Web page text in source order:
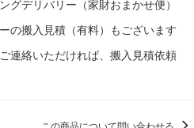
グデリバリー（家財おまかせ便）
の搬入見積（有料）もございます
連絡いただければ、搬入見積依頼